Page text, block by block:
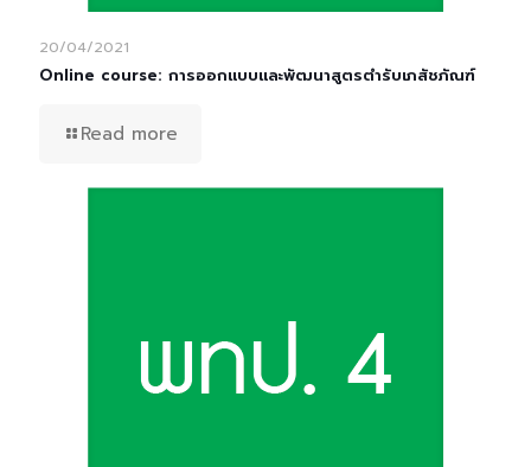
20/04/2021
Online course: การออกแบบและพัฒนาสูตรตํารับเภสัชภัณฑ์
Read more